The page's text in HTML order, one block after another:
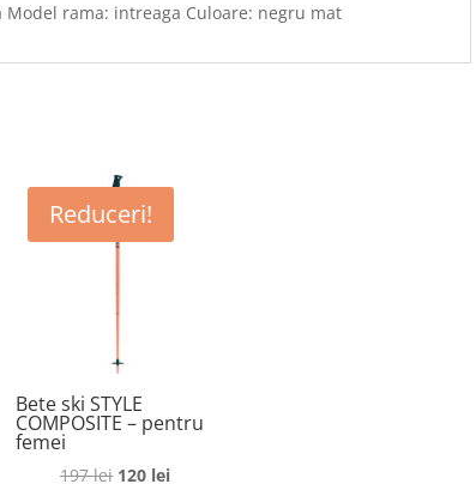
rama: intreaga Culoare: negru mat
Reduceri!
Bete ski STYLE
COMPOSITE – pentru
femei
197lei Prețul
120 leiPrețul